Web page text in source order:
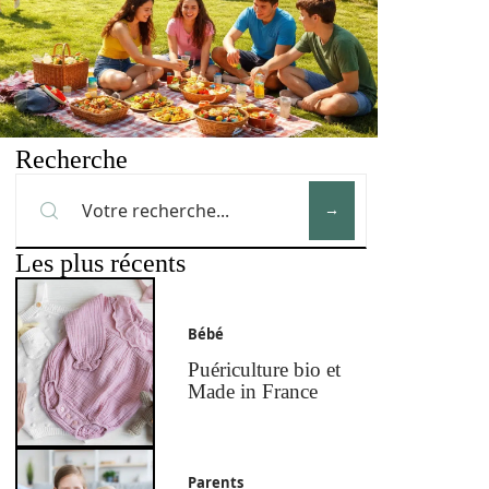
Recherche
Les plus récents
Bébé
Puériculture bio et
Made in France
Parents